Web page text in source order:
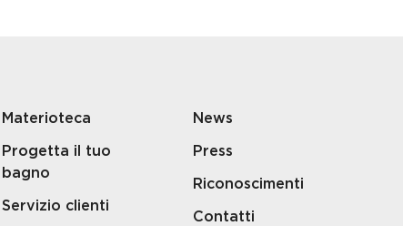
Materioteca
Progetta il tuo
bagno
Servizio clienti
News
Press
Riconoscimenti
Contatti